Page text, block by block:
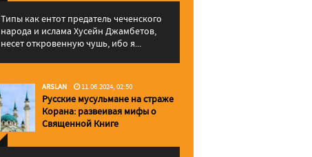
Типы как ентот предатель чеченского
народа и ислама Хусейн Джамбетов,
несет откровенную чушь, ибо я...
ARSLAN 11.06.2024, 02:50
Русские мусульмане на страже
Корана: pазвеивая мифы о
Священной Книге